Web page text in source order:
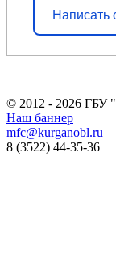
Написать
© 2012 - 2026 ГБУ
Наш баннер
mfc@kurganobl.ru
8 (3522) 44-35-36